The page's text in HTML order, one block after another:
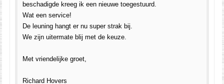
beschadigde kreeg ik een nieuwe toegestuurd.
Wat een service!
De leuning hangt er nu super strak bij.
We zijn uitermate blij met de keuze.
Met vriendelijke groet,
Richard Hovers